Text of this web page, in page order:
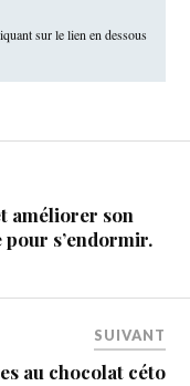
sur le lien en dessous
améliorer son
s’endormir.
SUIVANT
au chocolat céto